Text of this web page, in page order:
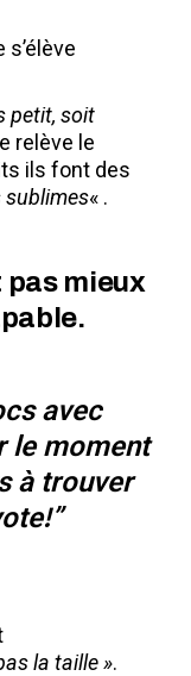
petit, soit
relève le
ils font des
sublimes« .
pas mieux
avec
le moment
à trouver
la taille ».